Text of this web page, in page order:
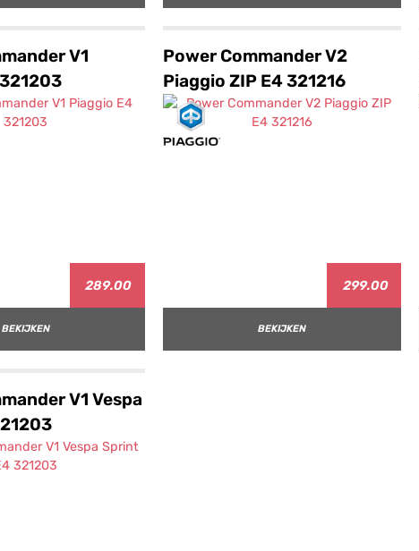
V1
289.00
BEKIJKEN
Power Commander V2
Piaggio ZIP E4 321216
299.00
BEKIJKEN
V1 Vespa